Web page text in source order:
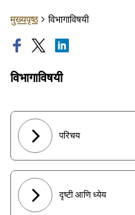
मुख्यपृष्ठ विभागाविषयी
विभागाविषयी
परिचय
दृष्टी आणि ध्येय